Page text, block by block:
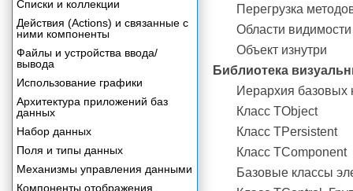
Перегрузка
Области видимости
Объект изнутри
Библиотека
Иерархия базовых
Класс TObject
Класс TPersistent
Класс TComponent
Базовые классы
Списки и коллекции
Действия (Actions) и связанные с
ними компоненты
Файлы и устройства ввода/
вывода
Использование графики
Архитектура приложений баз
данных
Набор данных
Поля и типы данных
Механизмы управления данными
Компоненты отображения